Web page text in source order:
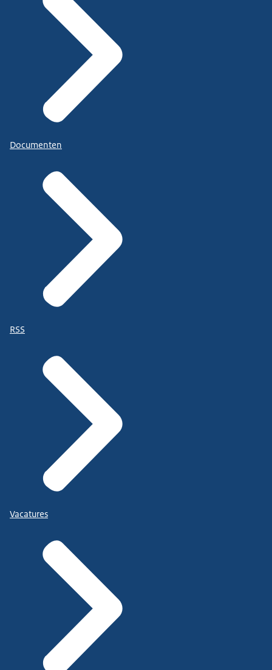
Documenten
RSS
Vacatures